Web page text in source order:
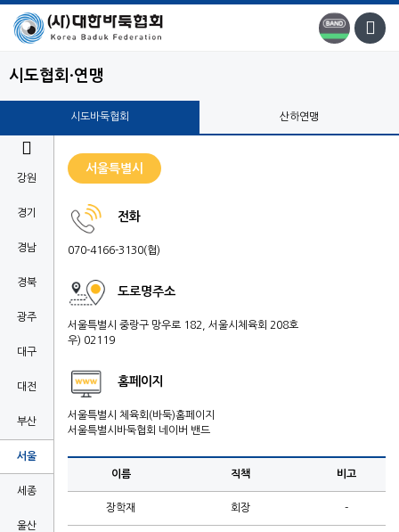
시도협회·연맹
시도바둑협회 산하연맹

강원
경기
경남
경북
광주
대구
대전
부산
서울
세종
울산
서울특별시
전화
070-4166-3130(협)
도로명주소
서울특별시 중랑구 망우로 182, 서울시체육회 208호
우) 02119
홈페이지
서울특별시 체육회(바둑)홈페이지
서울특별시바둑협회 네이버 밴드
이름 직책 비고
장학재 회장 -